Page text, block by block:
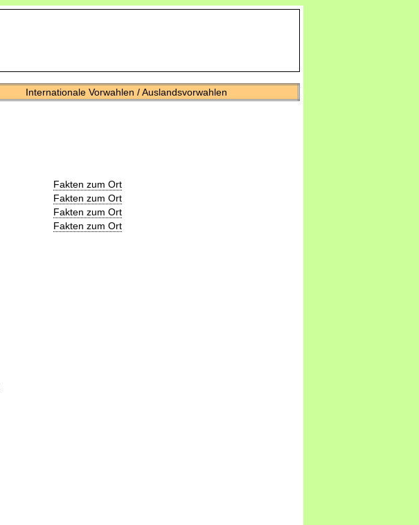
Internationale Vorwahlen / Auslandsvorwahlen
Fakten zum Ort
Fakten zum Ort
Fakten zum Ort
Fakten zum Ort